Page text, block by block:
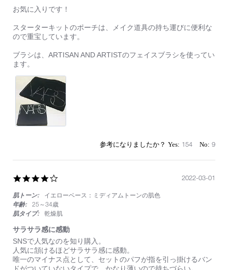
お気に入りです！
スターターキットのポーチは、メイク道具の持ち運びに便利な
ので重宝しています。
ブラシは、ARTISAN AND ARTISTのフェイスブラシを使ってい
ます。
154 9
rating
肌トーン:
イエローベース：ミディアムトーンの肌色
年齢:
25～34歳
肌タイプ:
乾燥肌
サラサラ感に感動
Review
by
on
1
review
stating
サ
ラ
SNSで人気なのを知り購入。
人気に頷けるほどサラサラ感に感動。
唯一のマイナス点として、セットのパフが指を引っ掛けるバン
2022-03-01